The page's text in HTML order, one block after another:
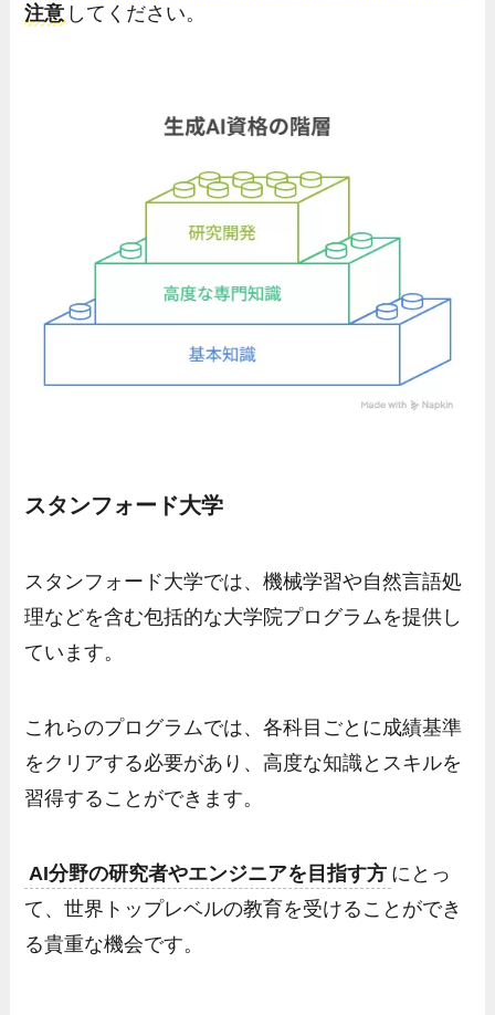
注意 してください。
スタンフォード大学
スタンフォード大学では、機械学習や自然言語処
理などを含む包括的な大学院プログラムを提供し
ています。
これらのプログラムでは、各科目ごとに成績基準
をクリアする必要があり、高度な知識とスキルを
習得することができます。
AI分野の研究者やエンジニアを目指す方 にとっ
て、世界トップレベルの教育を受けることができ
る貴重な機会です。